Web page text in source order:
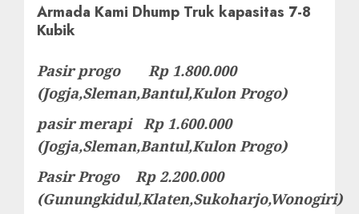
Armada Kami Dhump Truk kapasitas 7-8
Kubik
Pasir progo Rp 1.800.000
(Jogja,Sleman,Bantul,Kulon Progo)
pasir merapi Rp 1.600.000
(Jogja,Sleman,Bantul,Kulon Progo)
Pasir Progo Rp 2.200.000
(Gunungkidul,Klaten,Sukoharjo,Wonogiri)